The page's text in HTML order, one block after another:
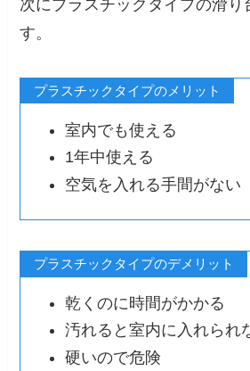
次にプラスチックタイプの滑り
す。
プラスチックタイプのメリット
室内でも使える
1年中使える
空気を入れる手間がない
プラスチックタイプのデメリット
乾くのに時間がかかる
汚れると室内に入れられ
硬いので危険